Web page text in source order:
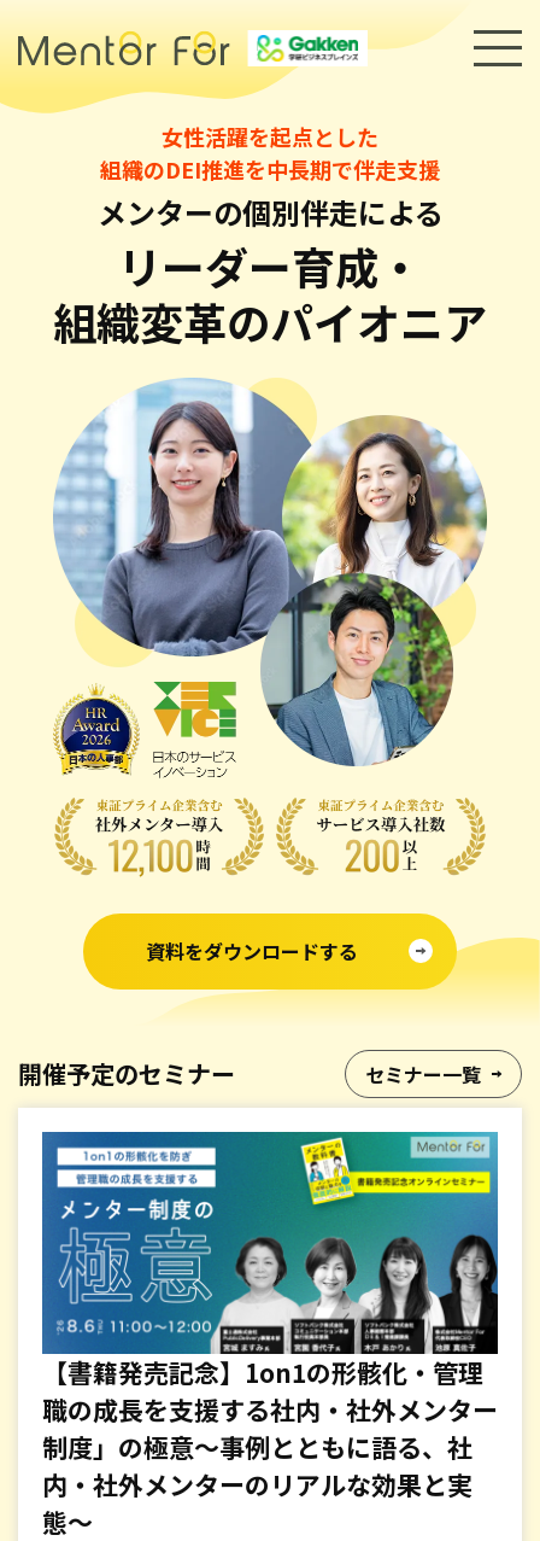
サービス
キャリアメンターについて
メンター紹介
導入事例 セミナー・イベント
採用情報 お知らせ
会社情報 お問い合わせ
お役立ち資料
女性活躍を起点とした
組織のDEI推進を中長期で伴走支援
メンターの個別伴走による
リーダー育成・
組織変革のパイオニア
資料をダウンロードする
開催予定のセミナー セミナー一覧
【書籍発売記念】1on1の形骸化・管理
職の成長を支援する社内・社外メンター
制度」の極意〜事例とともに語る、社
内・社外メンターのリアルな効果と実
態〜